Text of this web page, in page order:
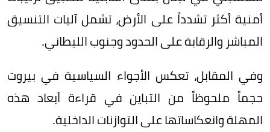
أمنية أكثر تشدداً على الأرض، تشمل آليات التنسيق
المباشر والرقابة على الحدود وجنوب الليطاني.
وفي المقابل، تعكس الأجواء السياسية في بيروت
حجماً ملحوظاً من التباين في قراءة أبعاد هذه
المهلة وانعكاساتها على التوازنات الداخلية.